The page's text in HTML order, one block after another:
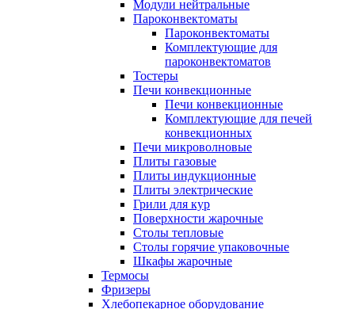
Модули нейтральные
Пароконвектоматы
Пароконвектоматы
Комплектующие для
пароконвектоматов
Тостеры
Печи конвекционные
Печи конвекционные
Комплектующие для печей
конвекционных
Печи микроволновые
Плиты газовые
Плиты индукционные
Плиты электрические
Грили для кур
Поверхности жарочные
Столы тепловые
Столы горячие упаковочные
Шкафы жарочные
Термосы
Фризеры
Хлебопекарное оборудование